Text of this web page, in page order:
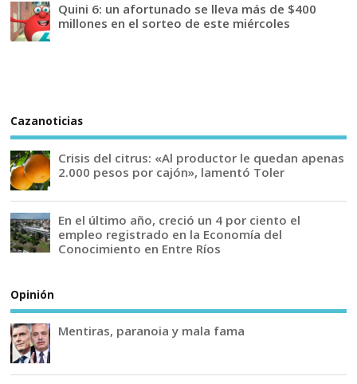
Quini 6: un afortunado se lleva más de $400
millones en el sorteo de este miércoles
Cazanoticias
Crisis del citrus: «Al productor le quedan apenas
2.000 pesos por cajón», lamentó Toler
En el último año, creció un 4 por ciento el
empleo registrado en la Economía del
Conocimiento en Entre Ríos
Opinión
Mentiras, paranoia y mala fama